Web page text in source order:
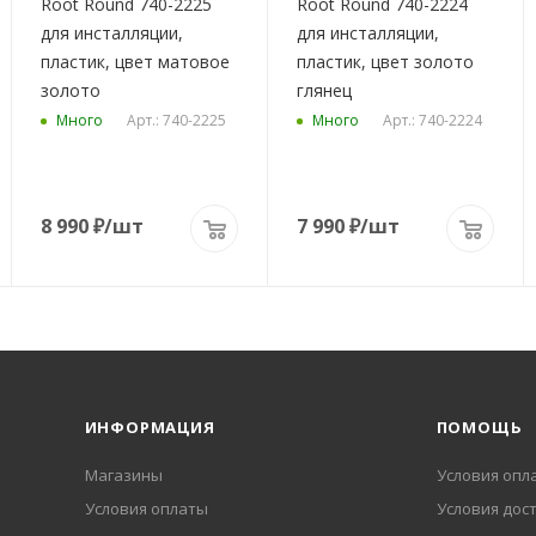
для инсталляции,
пластик, цвет матовое
золото
Много Арт.: 740-2225
8 990₽/шт
для инсталляции,
пластик, цвет золото
глянец
Много Арт.: 740-2224
7 990₽/шт
ИНФОРМАЦИЯ
Магазины
Условия оплаты
ПОМОЩЬ
Условия
Условия